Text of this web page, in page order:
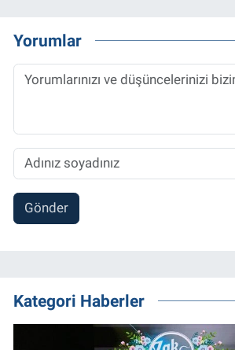
Yorumlar
Gönder
Kategori Haberler